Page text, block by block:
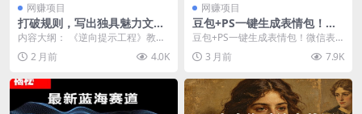
网赚项目
打破规则，写出独具魅力文
案！揭秘引人注目的写作秘
诀！【原创双语字幕】
内容大纲： 《逆向提示工程》教您
突破AI常规限制，撰写富有冲击力
且独一无二的文案...
2 月前 4.0K
网赚项目
豆包+PS一键生成表情包！微
信表情上架全流程详解，新手
零门槛上手，轻松搭建被动收
入渠道
豆包+PS一键生成表情包！微信表
情上架全流程详解，新手零门槛上
手，轻松搭建被动收...
3 月前 7.9K